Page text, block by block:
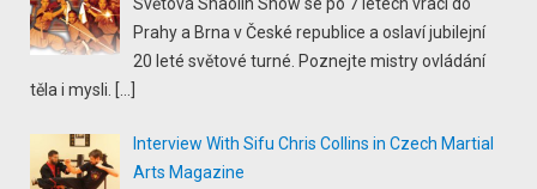
Prahy a Brna v České republice a oslaví jubilejní
20 leté světové turné. Poznejte mistry ovládání
těla i mysli.
Interview With Sifu Chris Collins in Czech Martial
Arts Magazine